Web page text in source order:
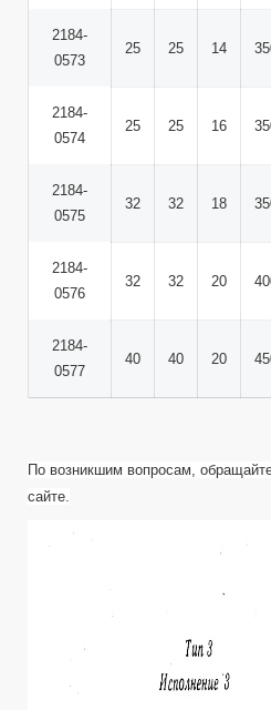
2184-
0573
25 25 14
2184-
0574
25 25 16
2184-
0575
32 32 18
2184-
0576
32 32 20
2184-
0577
40 40 20
По возникшим вопросам,
сайте.